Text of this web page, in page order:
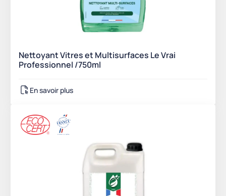
Nettoyant Vitres et Multisurfaces Le Vrai
Professionnel /750ml
En savoir plus